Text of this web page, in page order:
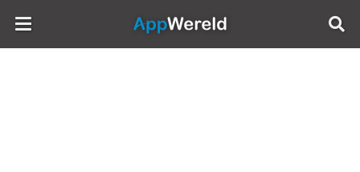
AppWereld